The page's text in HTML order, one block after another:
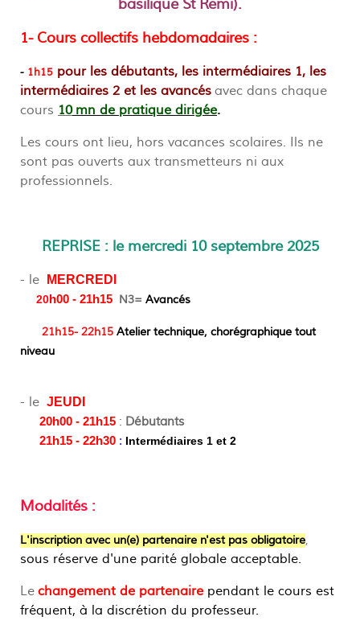
basilique St Remi).
1- Cours collectifs hebdomadaires :
- 1h15 pour les débutants, les intermédiaires 1, les
intermédiaires 2 et les avancés avec dans chaque
cours 10mn de pratique dirigée.
Les cours ont lieu, hors vacances scolaires. Ils ne
sont pas ouverts aux transmetteurs ni aux
professionnels.
REPRISE : le mercredi 10 septembre 2025
- le MERCREDI
20h00 - 21h15 N3= Avancés
21h15- 22h15 Atelier technique, chorégraphique tout
niveau
- le JEUDI
20h00 - 21h15 : Débutants
21h15 - 22h30 : Intermédiaires 1 et 2
Modalités :
L'inscription avec un(e) partenaire n'est pas obligatoire,
sous réserve d'une parité globale acceptable.
Le changement de partenaire pendant le cours est
fréquent, à la discrétion du professeur.